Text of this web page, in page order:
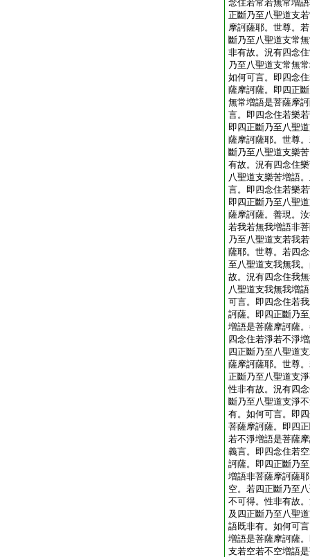
念住若常若無常増
正斷乃至八聖道支
摩訶薩耶。世尊。
斷乃至八聖道支常
非有故。況有四念
乃至八聖道支常無
如何可言。即四念
薩摩訶薩。即四正
無常増語是菩薩摩
言。即四念住若樂
即四正斷乃至八聖
薩摩訶薩耶。世尊
斷乃至八聖道支樂
有故。況有四念住
八聖道支樂苦増語
言。即四念住若樂
即四正斷乃至八聖
薩摩訶薩。善現。
若我若無我増語非
乃至八聖道支若我
薩耶。世尊。若四
至八聖道支我無我
故。況有四念住我
八聖道支我無我増
可言。即四念住若
訶薩。即四正斷乃
増語是菩薩摩訶薩
四念住若淨若不淨
四正斷乃至八聖道
薩摩訶薩耶。世尊
正斷乃至八聖道支
性非有故。況有四
斷乃至八聖道支淨
有。如何可言。即
菩薩摩訶薩。即四
若不淨増語是菩薩
義言。即四念住若
訶薩。即四正斷乃
増語非菩薩摩訶薩
空。若四正斷乃至
不可得。性非有故
及四正斷乃至八聖
語既非有。如何可
増語是菩薩摩訶薩
支若空若不空増語